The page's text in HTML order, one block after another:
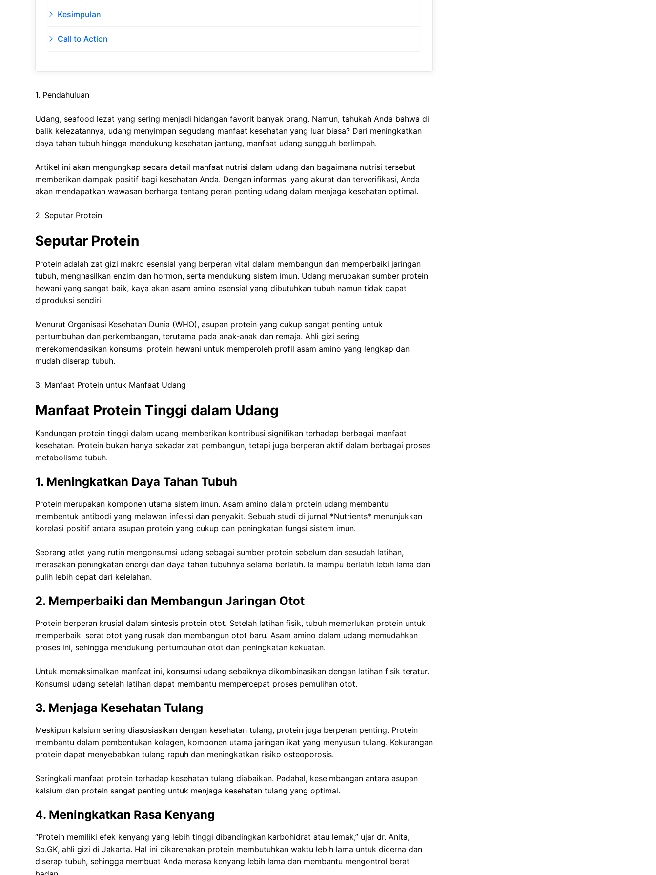
Kesimpulan
Call to Action
1. Pendahuluan
Udang, seafood lezat yang sering menjadi hidangan favorit banyak orang. Namun, tahukah Anda bahwa di
balik kelezatannya, udang menyimpan segudang manfaat kesehatan yang luar biasa? Dari meningkatkan
daya tahan tubuh hingga mendukung kesehatan jantung, manfaat udang sungguh berlimpah.
Artikel ini akan mengungkap secara detail manfaat nutrisi dalam udang dan bagaimana nutrisi tersebut
memberikan dampak positif bagi kesehatan Anda. Dengan informasi yang akurat dan terverifikasi, Anda
akan mendapatkan wawasan berharga tentang peran penting udang dalam menjaga kesehatan optimal.
2. Seputar Protein
Seputar Protein
Protein adalah zat gizi makro esensial yang berperan vital dalam membangun dan memperbaiki jaringan
tubuh, menghasilkan enzim dan hormon, serta mendukung sistem imun. Udang merupakan sumber protein
hewani yang sangat baik, kaya akan asam amino esensial yang dibutuhkan tubuh namun tidak dapat
diproduksi sendiri.
Menurut Organisasi Kesehatan Dunia (WHO), asupan protein yang cukup sangat penting untuk
pertumbuhan dan perkembangan, terutama pada anak-anak dan remaja. Ahli gizi sering
merekomendasikan konsumsi protein hewani untuk memperoleh profil asam amino yang lengkap dan
mudah diserap tubuh.
3. Manfaat Protein untuk Manfaat Udang
Manfaat Protein Tinggi dalam Udang
Kandungan protein tinggi dalam udang memberikan kontribusi signifikan terhadap berbagai manfaat
kesehatan. Protein bukan hanya sekadar zat pembangun, tetapi juga berperan aktif dalam berbagai proses
metabolisme tubuh.
1. Meningkatkan Daya Tahan Tubuh
Protein merupakan komponen utama sistem imun. Asam amino dalam protein udang membantu
membentuk antibodi yang melawan infeksi dan penyakit. Sebuah studi di jurnal *Nutrients* menunjukkan
korelasi positif antara asupan protein yang cukup dan peningkatan fungsi sistem imun.
Seorang atlet yang rutin mengonsumsi udang sebagai sumber protein sebelum dan sesudah latihan,
merasakan peningkatan energi dan daya tahan tubuhnya selama berlatih. Ia mampu berlatih lebih lama dan
pulih lebih cepat dari kelelahan.
2. Memperbaiki dan Membangun Jaringan Otot
Protein berperan krusial dalam sintesis protein otot. Setelah latihan fisik, tubuh memerlukan protein untuk
memperbaiki serat otot yang rusak dan membangun otot baru. Asam amino dalam udang memudahkan
proses ini, sehingga mendukung pertumbuhan otot dan peningkatan kekuatan.
Untuk memaksimalkan manfaat ini, konsumsi udang sebaiknya dikombinasikan dengan latihan fisik teratur.
Konsumsi udang setelah latihan dapat membantu mempercepat proses pemulihan otot.
3. Menjaga Kesehatan Tulang
Meskipun kalsium sering diasosiasikan dengan kesehatan tulang, protein juga berperan penting. Protein
membantu dalam pembentukan kolagen, komponen utama jaringan ikat yang menyusun tulang. Kekurangan
protein dapat menyebabkan tulang rapuh dan meningkatkan risiko osteoporosis.
Seringkali manfaat protein terhadap kesehatan tulang diabaikan. Padahal, keseimbangan antara asupan
kalsium dan protein sangat penting untuk menjaga kesehatan tulang yang optimal.
4. Meningkatkan Rasa Kenyang
“Protein memiliki efek kenyang yang lebih tinggi dibandingkan karbohidrat atau lemak,” ujar dr. Anita,
Sp.GK, ahli gizi di Jakarta. Hal ini dikarenakan protein membutuhkan waktu lebih lama untuk dicerna dan
diserap tubuh, sehingga membuat Anda merasa kenyang lebih lama dan membantu mengontrol berat